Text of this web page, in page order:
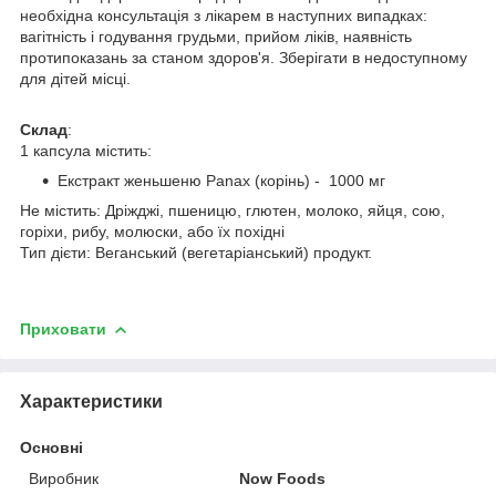
необхідна консультація з лікарем в наступних випадках:
вагітність і годування грудьми, прийом ліків, наявність
протипоказань за станом здоров'я. Зберігати в недоступному
для дітей місці.
Склад:
1 капсула містить:
Екстракт женьшеню Panax (корінь) - 1000 мг
Не містить: Дріжджі, пшеницю, глютен, молоко, яйця, сою,
горіхи, рибу, молюски, або їх похідні
Тип дієти: Веганський (вегетаріанський) продукт.
Приховати
Характеристики
Основні
Виробник
Now Foods